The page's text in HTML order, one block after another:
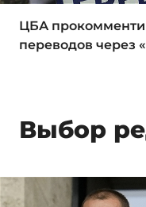
ЦБА
переводов через
Выбор